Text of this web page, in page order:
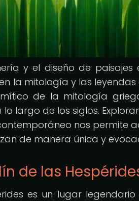
y el diseño de
la mitología y las
mítico de la mitología
largo de los siglos.
nos permite
de manera única y
de las
es un lugar